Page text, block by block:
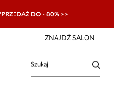
DO - 80% >>
ZNAJDŹ SALON